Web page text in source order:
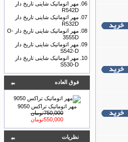
06. مهر اتوماتیک شاینی تاریخ دار
R542D
07. مهر اتوماتیک شاینی تاریخ دار
R532D
08.
مهر اتوماتیک شاینی تاریخ دار O-
3555D
09. مهر اتوماتیک شاینی تاریخ دار
S542-D
10. مهر اتوماتیک شاینی تاریخ دار
S530-D
فوق العاده
مهر اتوماتیک تراکس 9050
750,000تومان
550,000تومان
نظريات